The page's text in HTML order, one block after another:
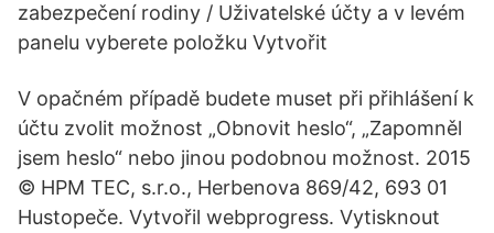
zabezpečení rodiny / Uživatelské účty a v levém
panelu vyberete položku Vytvořit
V opačném případě budete muset při přihlášení k
účtu zvolit možnost „Obnovit heslo“, „Zapomněl
jsem heslo“ nebo jinou podobnou možnost. 2015
© HPM TEC, s.r.o., Herbenova 869/42, 693 01
Hustopeče. Vytvořil webprogress. Vytisknout